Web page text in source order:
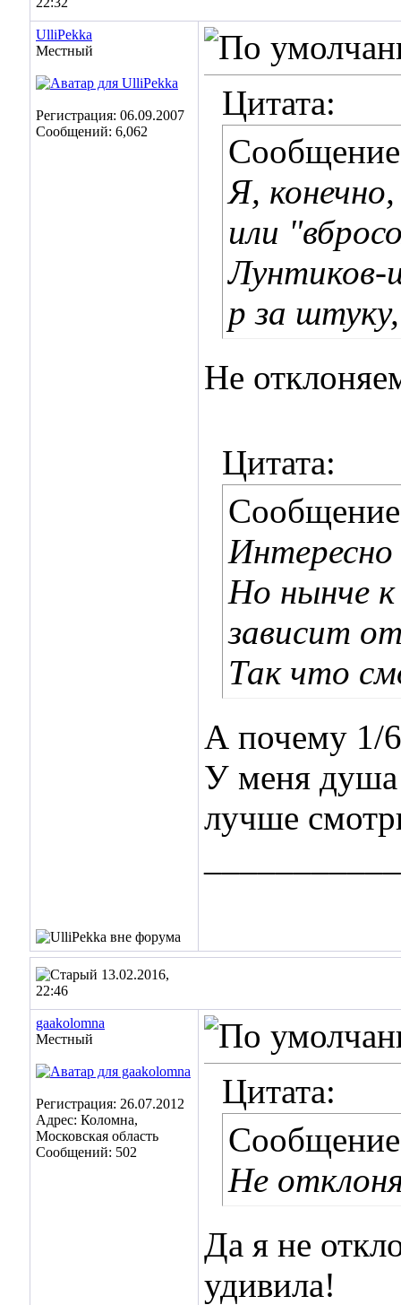
UlliPekka
Местный
Регистрация: 06.09.2007
Сообщений: 6,062
Цитата:
Я,
или
Лунтиков-
р за
Не
Цитата:
Интересно
Но нынче
зависит
Так что
А почему 1/
У меня душа
лучше
13.02.2016,
22:46
gaakolomna
Местный
Регистрация: 26.07.2012
Адрес: Коломна,
Московская область
Сообщений: 502
Цитата:
Не
Да я не
удивила!